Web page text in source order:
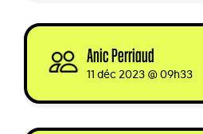
Anic Perriaud
11 déc 2023 @ 09h33